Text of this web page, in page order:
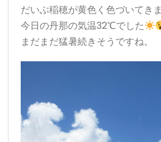
だいぶ稲穂が黄色く色づいてきま
今日の丹那の気温32℃でした
まだまだ猛暑続きそうですね。